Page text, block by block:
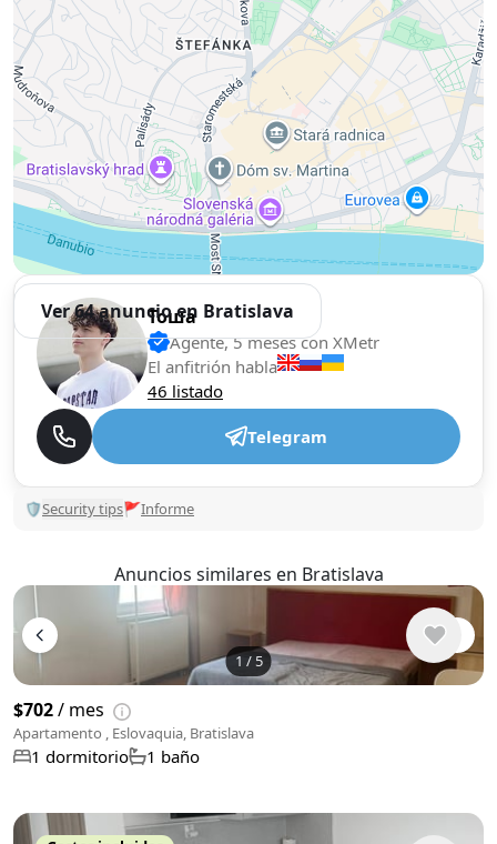
Ver 64 anuncio en Bratislava
Тоша
Agente, 5 meses con XMetr
El anfitrión habla
46 listado
Telegram
🛡Security tips🚩Informe
Anuncios similares en Bratislava
1 /5
$702/ mes
Apartamento , Eslovaquia, Bratislava
1 dormitorio 1 baño